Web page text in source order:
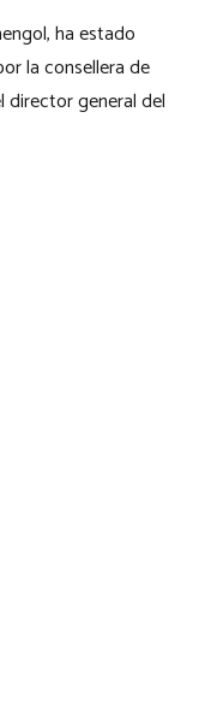
ha estado
la consellera de
director general del